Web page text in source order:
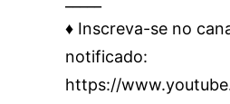
♦️ Inscreva-se no
notificado:
https://